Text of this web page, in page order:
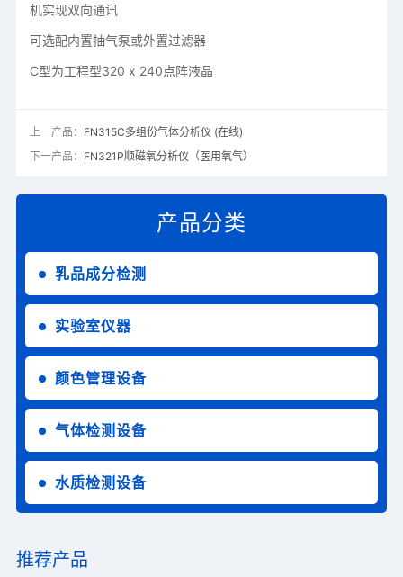
产品分类
乳品成分检测
实验室仪器
颜色管理设备
气体检测设备
水质检测设备
机实现双向通讯
可选配内置抽气泵或外置过滤器
C型为工程型320 x 240点阵液晶
上一产品： FN315C多组份气体分析仪 (在线)
下一产品： FN321P顺磁氧分析仪（医用氧气）
推荐产品